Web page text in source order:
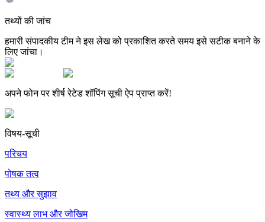
तथ्यों की जांच
हमारी संपादकीय टीम ने इस लेख को प्रकाशित करते समय इसे सटीक बनाने के
लिए जांचा।
अपने फोन पर शीर्ष रेटेड शॉपिंग सूची ऐप प्राप्त करें!
विषय-सूची
परिचय
पोषक तत्व
तथ्य और सुझाव
स्वास्थ्य लाभ और जोखिम